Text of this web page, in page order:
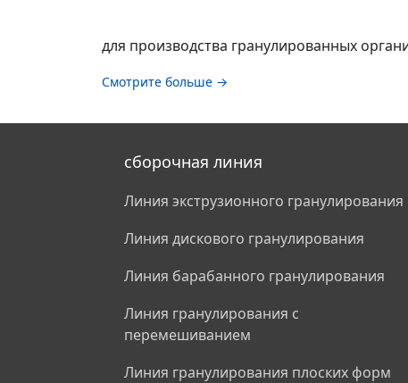
для производства гранулированных
Смотрите больше →
сборочная линия
Линия экструзионного гранулирования
Линия дискового гранулирования
Линия барабанного гранулирования
Линия гранулирования с
перемешиванием
Линия гранулирования плоских форм